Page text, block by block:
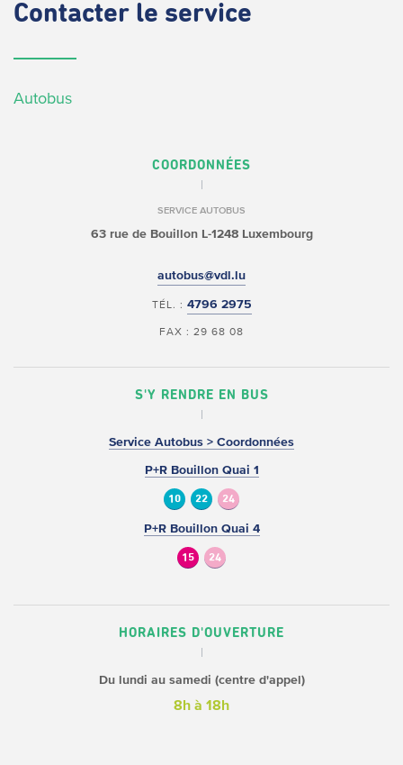
Contacter le service
Autobus
COORDONNÉES
SERVICE AUTOBUS
63 rue de BouillonL-1248 Luxembourg
autobus@vdl.lu
TÉL. : 4796 2975
FAX : 29 68 08
S'Y RENDRE EN BUS
Service Autobus > Coordonnées
P+R Bouillon Quai 1
10 22 24
P+R Bouillon Quai 4
15 24
HORAIRES D'OUVERTURE
Du lundi au samedi (centre d'appel)
8h à 18h